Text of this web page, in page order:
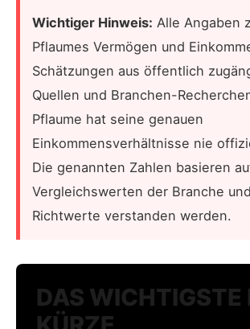
Wichtiger Hinweis: Alle Angaben
Pflaumes Vermögen und
Schätzungen aus öffentlich
Quellen und Branchen-
Pflaume hat seine genauen
Einkommensverhältnisse nie
Die genannten Zahlen basieren
Vergleichswerten der Branche
Richtwerte verstanden werden.
DAS WICHTIGSTE